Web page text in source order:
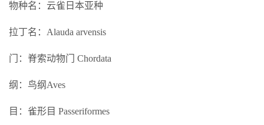
物种名：云雀日本亚种
拉丁名：Alauda arvensis
门：脊索动物门 Chordata
纲：鸟纲Aves
目：雀形目 Passeriformes